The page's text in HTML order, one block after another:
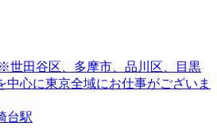
世田谷区、多摩市、品川区、目黒
中心に東京全域にお仕事がございま
台駅